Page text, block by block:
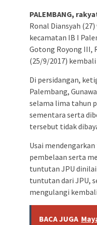
PALEMBANG,
Ronal Diansyah
kecamatan IB I
Gotong Royong III,
(25/9/2017)
Di persidangan,
Palembang,
selama lima tahun
sementara serta
tersebut tidak
Usai
pembelaan serta
tuntutan JPU
tuntutan dari JPU,
mengulangi
BACA JUGA